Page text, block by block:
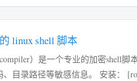
linux shell 脚本
）是一个专业的加密shell
~]# yum -y install shc --nogpgcheck 使用： [root@linux ~]# cd